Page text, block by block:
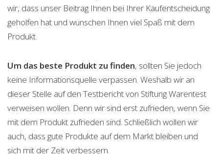
wir, dass unser Beitrag Ihnen bei Ihrer Kaufentscheidung
geholfen hat und wünschen Ihnen viel Spaß mit dem
Produkt.
Um das beste Produkt zu finden, sollten Sie jedoch
keine Informationsquelle verpassen. Weshalb wir an
dieser Stelle auf den Testbericht von Stiftung Warentest
verweisen wollen. Denn wir sind erst zufrieden, wenn Sie
mit dem Produkt zufrieden sind. Schließlich wollen wir
auch, dass gute Produkte auf dem Markt bleiben und
sich mit der Zeit verbessern.